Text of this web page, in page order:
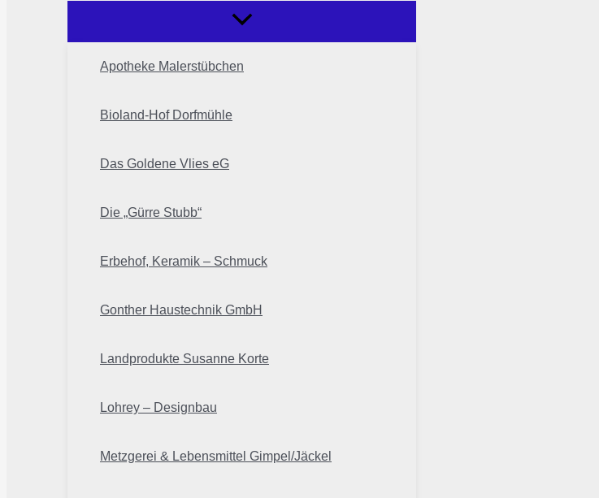
Apotheke Malerstübchen
Bioland-Hof Dorfmühle
Das Goldene Vlies eG
Die „Gürre Stubb“
Erbehof, Keramik – Schmuck
Gonther Haustechnik GmbH
Landprodukte Susanne Korte
Lohrey – Designbau
Metzgerei & Lebensmittel Gimpel/Jäckel